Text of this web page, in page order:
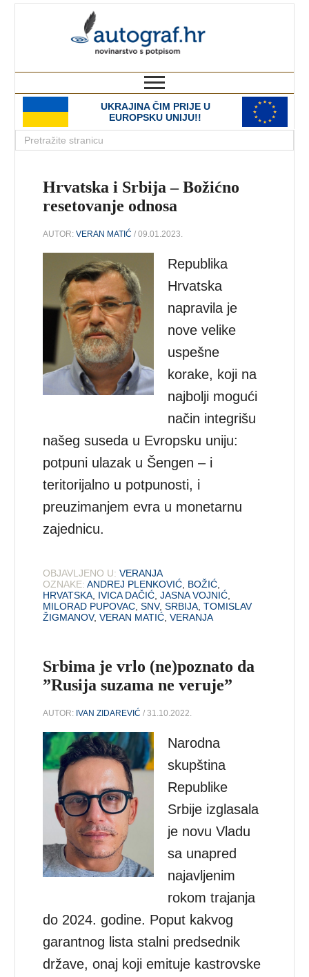
UKRAJINA ČIM PRIJE U
EUROPSKU UNIJU!!
Hrvatska i Srbija – Božićno
resetovanje odnosa
AUTOR:VERAN MATIĆ / 09.01.2023.
Republika
Hrvatska
napravila je
nove velike
uspešne
korake, koji na
najbolji mogući
način integrišu
našeg suseda u Evropsku uniju:
potpuni ulazak u Šengen – i
teritorijalno u potpunosti, i
preuzimanjem evra u monetarnu
zajednicu.
OBJAVLJENO U: VERANJA
OZNAKE: ANDREJ PLENKOVIĆ BOŽIĆ
HRVATSKA IVICA DAČIĆ ,JASNA VOJNIĆ
MILORAD PUPOVAC ,SNV,SRBIJA ,TOMISLAV
ŽIGMANOV,VERAN MATIĆ ,VERANJA
Srbima je vrlo (ne)poznato da
”Rusija suzama ne veruje”
AUTOR: IVAN ZIDAREVIĆ / 31.10.2022.
Narodna
skupština
Republike
Srbije izglasala
je novu Vladu
sa unapred
najavljenim
rokom trajanja
do 2024. godine. Poput kakvog
garantnog lista stalni predsednik
države, onaj koji emituje kastrovske